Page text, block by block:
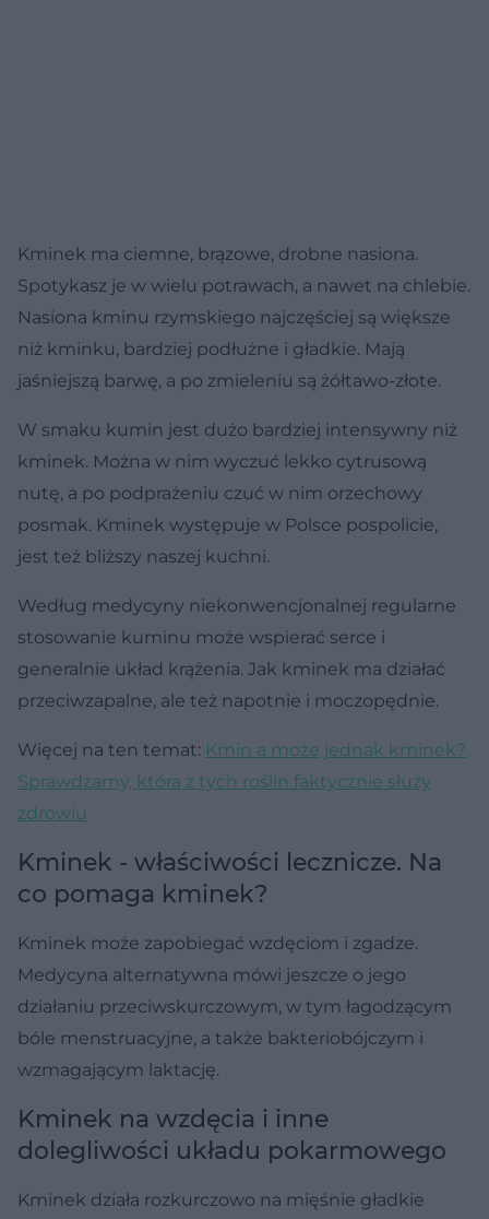
Kminek ma ciemne, brązowe, drobne nasiona.
Spotykasz je w wielu potrawach, a nawet na chlebie.
Nasiona kminu rzymskiego najczęściej są większe
niż kminku, bardziej podłużne i gładkie. Mają
jaśniejszą barwę, a po zmieleniu są żółtawo-złote.
W smaku kumin jest dużo bardziej intensywny niż
kminek. Można w nim wyczuć lekko cytrusową
nutę, a po podprażeniu czuć w nim orzechowy
posmak. Kminek występuje w Polsce pospolicie,
jest też bliższy naszej kuchni.
Według medycyny niekonwencjonalnej regularne
stosowanie kuminu może wspierać serce i
generalnie układ krążenia. Jak kminek ma działać
przeciwzapalne, ale też napotnie i moczopędnie.
Więcej na ten temat: Kmin a może jednak kminek?
Sprawdzamy, która z tych roślin faktycznie służy
zdrowiu
Kminek - właściwości lecznicze. Na
co pomaga kminek?
Kminek może zapobiegać wzdęciom i zgadze.
Medycyna alternatywna mówi jeszcze o jego
działaniu przeciwskurczowym, w tym łagodzącym
bóle menstruacyjne, a także bakteriobójczym i
wzmagającym laktację.
Kminek na wzdęcia i inne
dolegliwości układu pokarmowego
Kminek działa rozkurczowo na mięśnie gładkie